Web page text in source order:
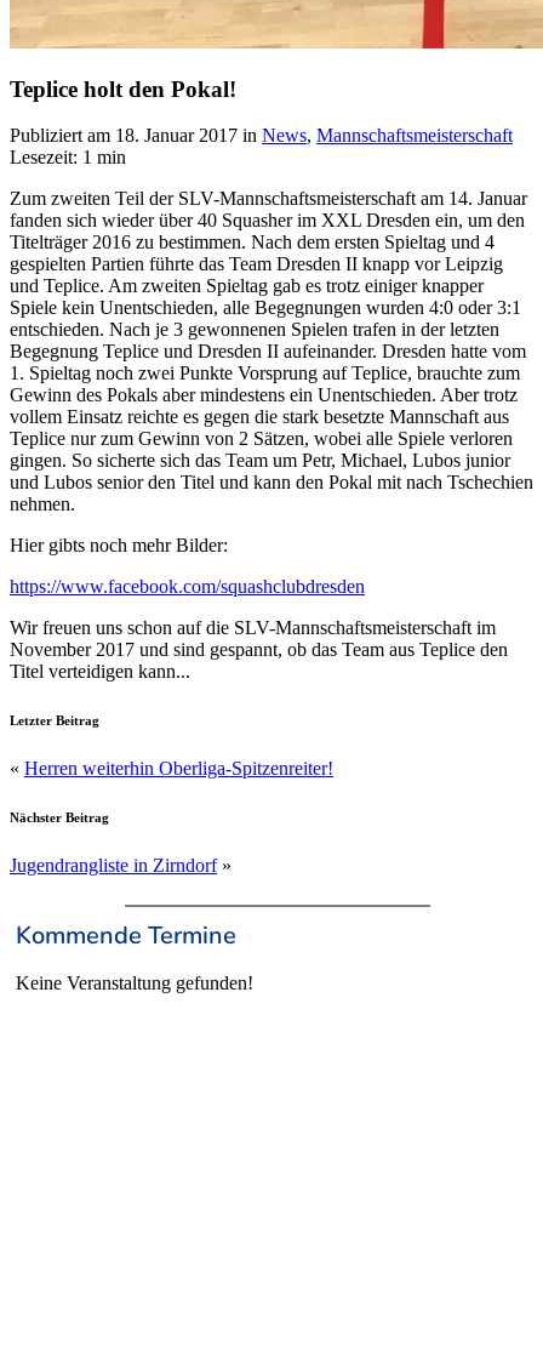
Teplice holt den Pokal!
Publiziert am 18. Januar 2017 in News, Mannschaftsmeisterschaft
Lesezeit: 1 min
Zum zweiten Teil der SLV-Mannschaftsmeisterschaft am 14. Januar
fanden sich wieder über 40 Squasher im XXL Dresden ein, um den
Titelträger 2016 zu bestimmen. Nach dem ersten Spieltag und 4
gespielten Partien führte das Team Dresden II knapp vor Leipzig
und Teplice. Am zweiten Spieltag gab es trotz einiger knapper
Spiele kein Unentschieden, alle Begegnungen wurden 4:0 oder 3:1
entschieden. Nach je 3 gewonnenen Spielen trafen in der letzten
Begegnung Teplice und Dresden II aufeinander. Dresden hatte vom
1. Spieltag noch zwei Punkte Vorsprung auf Teplice, brauchte zum
Gewinn des Pokals aber mindestens ein Unentschieden. Aber trotz
vollem Einsatz reichte es gegen die stark besetzte Mannschaft aus
Teplice nur zum Gewinn von 2 Sätzen, wobei alle Spiele verloren
gingen. So sicherte sich das Team um Petr, Michael, Lubos junior
und Lubos senior den Titel und kann den Pokal mit nach Tschechien
nehmen.
Hier gibts noch mehr Bilder:
https://www.facebook.com/squashclubdresden
Wir freuen uns schon auf die SLV-Mannschaftsmeisterschaft im
November 2017 und sind gespannt, ob das Team aus Teplice den
Titel verteidigen kann...
Letzter Beitrag
« Herren weiterhin Oberliga-Spitzenreiter!
Nächster Beitrag
Jugendrangliste in Zirndorf»
Kommende Termine
Keine Veranstaltung gefunden!